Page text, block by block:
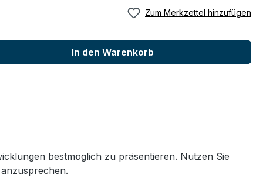
Zum Merkzettel hinzufügen
In den Warenkorb
bestmöglich zu präsentieren. Nutzen Sie